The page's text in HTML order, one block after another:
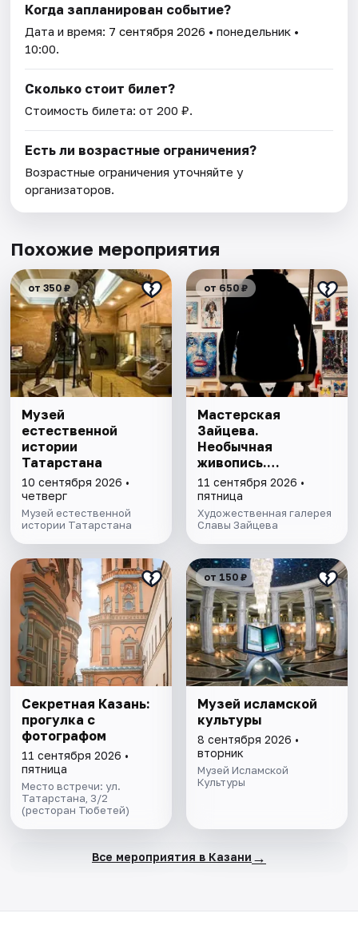
Когда запланирован событие?
Дата и время: 7 сентября 2026 • понедельник •
10:00.
Сколько стоит билет?
Стоимость билета: от 200 ₽.
Есть ли возрастные ограничения?
Возрастные ограничения уточняйте у
организаторов.
Похожие мероприятия
от 350 ₽
Музей
естественной
истории
Татарстана
10 сентября 2026 •
четверг
Музей естественной
истории Татарстана
от 650 ₽
Мастерская
Зайцева.
Необычная
живопись.
Необычная графика
11 сентября 2026 •
пятница
Художественная галерея
Славы Зайцева
Секретная Казань:
прогулка с
фотографом
11 сентября 2026 •
пятница
Место встречи: ул.
Татарстана, 3/2
(ресторан Тюбетей)
от 150 ₽
Музей исламской
культуры
8 сентября 2026 •
вторник
Музей Исламской
Культуры
Все мероприятия в Казани →